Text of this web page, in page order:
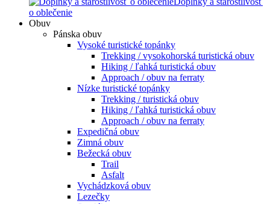
o oblečenie
Obuv
Pánska obuv
Vysoké turistické topánky
Trekking / vysokohorská turistická obuv
Hiking / ľahká turistická obuv
Approach / obuv na ferraty
Nízke turistické topánky
Trekking / turistická obuv
Hiking / ľahká turistická obuv
Approach / obuv na ferraty
Expedičná obuv
Zimná obuv
Bežecká obuv
Trail
Asfalt
Vychádzková obuv
Lezečky